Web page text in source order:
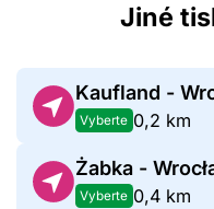
Jiné
Kaufland -
Vyberte 0,2 km
Żabka -
Vyberte 0,4 km